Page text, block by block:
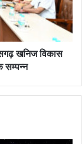
खनिज विकास
सम्पन्न